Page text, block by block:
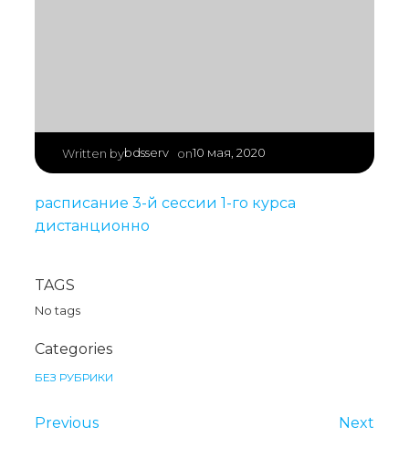
Written bybdsserv on10 мая, 2020
расписание 3-й сессии 1-го курса
дистанционно
TAGS
No tags
Categories
БЕЗ РУБРИКИ
Previous Next